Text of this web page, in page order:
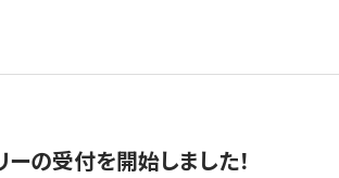
の受付を開始しました！